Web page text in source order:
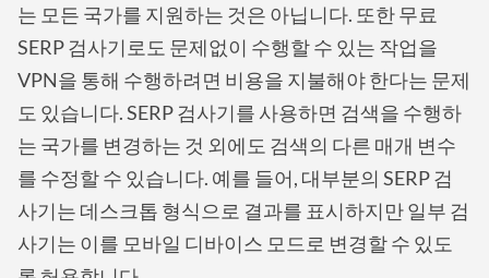
는 모든 국가를 지원하는 것은 아닙니다. 또한 무료
SERP 검사기로도 문제없이 수행할 수 있는 작업을
VPN을 통해 수행하려면 비용을 지불해야 한다는 문제
도 있습니다. SERP 검사기를 사용하면 검색을 수행하
는 국가를 변경하는 것 외에도 검색의 다른 매개 변수
를 수정할 수 있습니다. 예를 들어, 대부분의 SERP 검
사기는 데스크톱 형식으로 결과를 표시하지만 일부 검
사기는 이를 모바일 디바이스 모드로 변경할 수 있도